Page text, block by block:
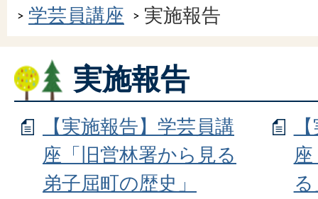
学芸員講座
実施報告
実施報告
【実施報告】学芸員講
座「旧営林署から見る
弟子屈町の歴史」